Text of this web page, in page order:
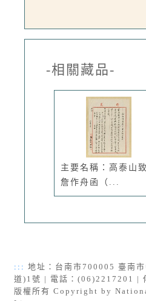
-相關藏品-
主要名稱：高泰山致
詹作舟函（...
::: 地址：台南市700005 臺南
道)1號 | 電話：(06)2217201 |
版權所有 Copyright by